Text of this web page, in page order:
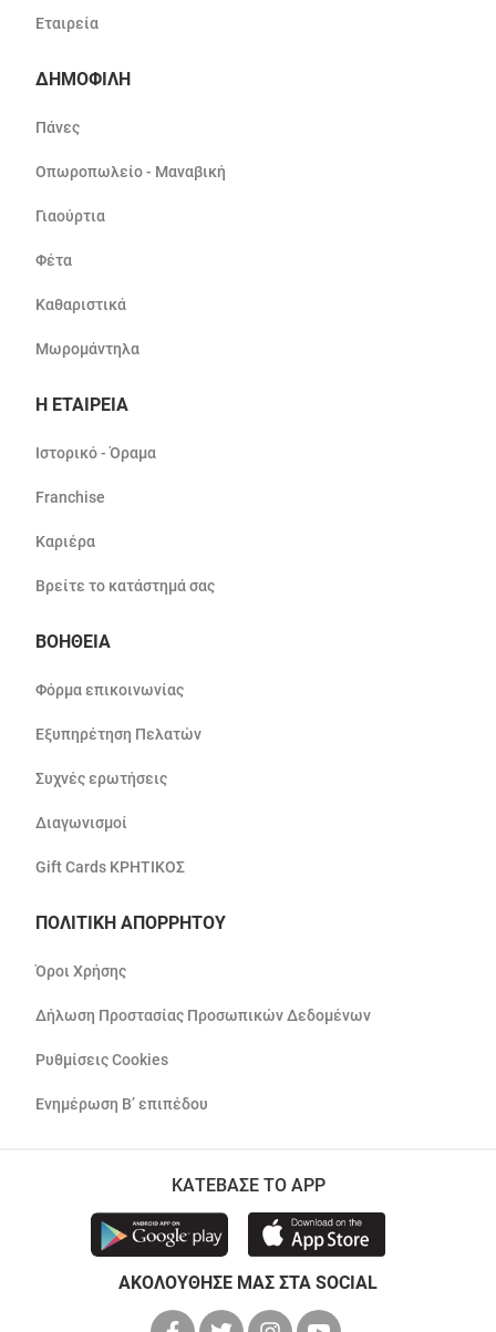
Εταιρεία
ΔΗΜΟΦΙΛΗ
Πάνες
Οπωροπωλείο - Μαναβική
Γιαούρτια
Φέτα
Καθαριστικά
Μωρομάντηλα
Η ΕΤΑΙΡΕΙΑ
Ιστορικό - Όραμα
Franchise
Καριέρα
Βρείτε το κατάστημά σας
ΒΟΗΘΕΙΑ
Φόρμα επικοινωνίας
Εξυπηρέτηση Πελατών
Συχνές ερωτήσεις
Διαγωνισμοί
Gift Cards ΚΡΗΤΙΚΟΣ
ΠΟΛΙΤΙΚΗ ΑΠΟΡΡΗΤΟΥ
Όροι Χρήσης
Δήλωση Προστασίας Προσωπικών Δεδομένων
Ρυθμίσεις Cookies
Ενημέρωση Β’ επιπέδου
ΚΑΤΕΒΑΣΕ ΤΟ APP
ΑΚΟΛΟΥΘΗΣΕ ΜΑΣ ΣΤΑ SOCIAL